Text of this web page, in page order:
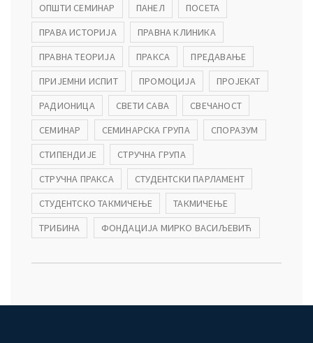
ОПШТИ СЕМИНАР
ПАНЕЛ
ПОСЕТА
ПРАВА ИСТОРИЈА
ПРАВНА КЛИНИКА
ПРАВНА ТЕОРИЈА
ПРАКСА
ПРЕДАВАЊЕ
ПРИЈЕМНИ ИСПИТ
ПРОМОЦИЈА
ПРОЈЕКАТ
РАДИОНИЦА
СВЕТИ САВА
СВЕЧАНОСТ
СЕМИНАР
СЕМИНАРСКА ГРУПА
СПОРАЗУМ
СТИПЕНДИЈЕ
СТРУЧНА ГРУПА
СТРУЧНА ПРАКСА
СТУДЕНТСКИ ПАРЛАМЕНТ
СТУДЕНТСКО ТАКМИЧЕЊЕ
ТАКМИЧЕЊЕ
ТРИБИНА
ФОНДАЦИЈА МИРКО ВАСИЉЕВИЋ